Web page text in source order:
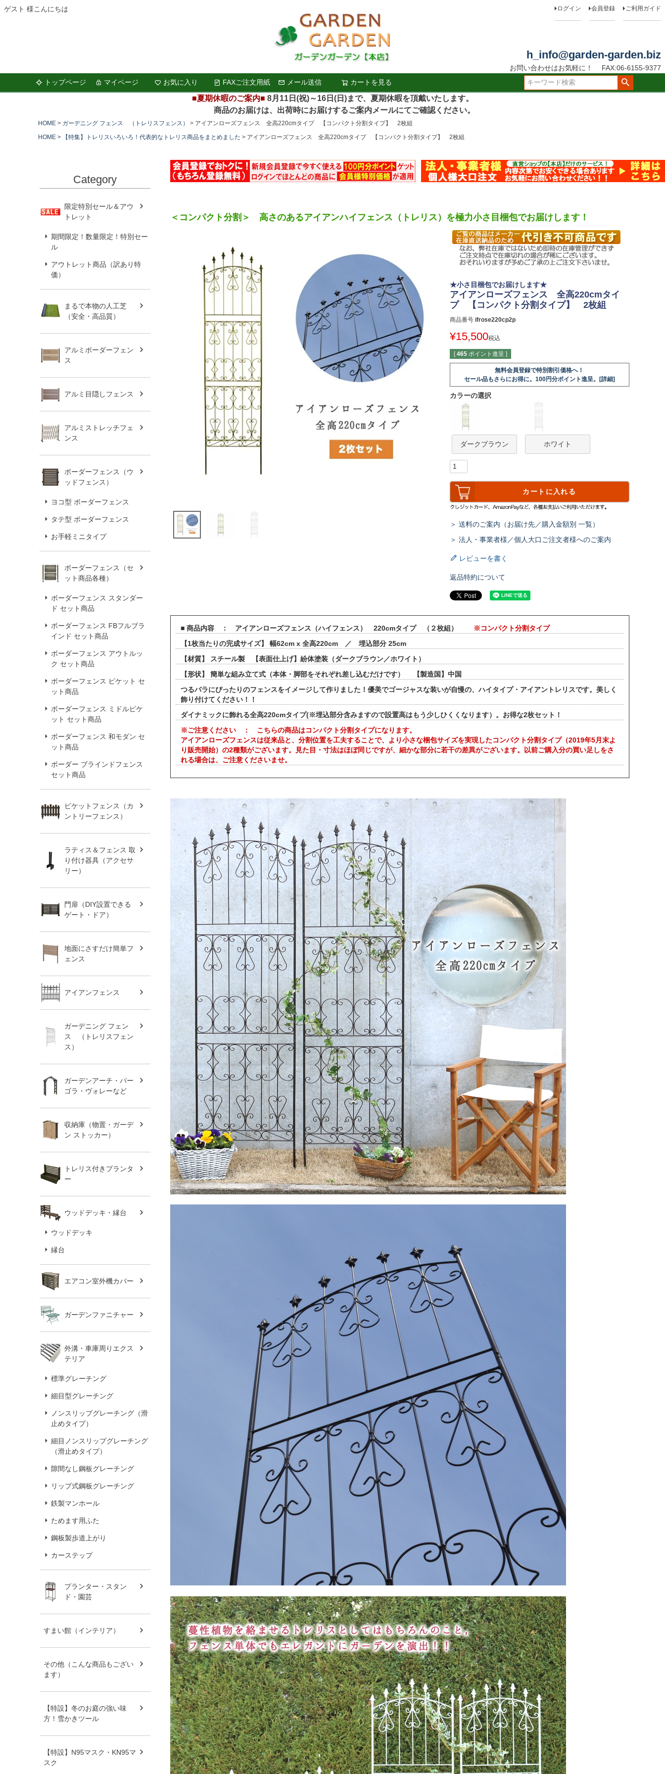
ゲスト 様こんにちは ログイン 会員登録 ご利用ガイド
h_info@garden-garden.biz
お問い合わせはお気軽に！
FAX:06-6155-9377
トップページ
マイページ お気に入り FAXご注文用紙 メール送信 カートを見る
検索
■夏期休暇のご案内■ 8月11日(祝)～16日(日)まで、夏期休暇を頂戴いたします。
商品のお届けは、出荷時にお届けするご案内メールにてご確認ください。
HOME ガーデニング フェンス （トレリスフェンス）
アイアンローズフェンス 全高220cmタイプ 【コンパクト分割タイプ】 2枚組
HOME
【特集】トレリスいろいろ！代表的なトレリス商品をまとめました アイアンローズフェンス 全高220cmタイプ 【コンパクト分割タイプ】 2枚組
Category
限定特別セール＆アウ
トレット
期間限定！数量限定！特別セー
ル
アウトレット商品（訳あり特
価）
まるで本物の人工芝
（安全・高品質）
アルミボーダーフェン
ス
アルミ目隠しフェンス
アルミストレッチフェ
ンス
ボーダーフェンス（ウ
ッドフェンス）
ヨコ型 ボーダーフェンス
タテ型 ボーダーフェンス
お手軽ミニタイプ
ボーダーフェンス（セ
ット商品各種）
ボーダーフェンス スタンダー
ド セット商品
ボーダーフェンス FBフルブラ
インド セット商品
ボーダーフェンス アウトルッ
ク セット商品
ボーダーフェンス ピケット セ
ット商品
ボーダーフェンス ミドルピケ
ット セット商品
ボーダーフェンス 和モダン セ
ット商品
ボーダー ブラインドフェンス
セット商品
ピケットフェンス（カ
ントリーフェンス）
ラティス＆フェンス 取
り付け器具（アクセサ
リー）
門扉（DIY設置できる
ゲート・ドア）
地面にさすだけ簡単フ
ェンス
アイアンフェンス
ガーデニング フェン
ス （トレリスフェン
ス）
ガーデンアーチ・パー
ゴラ・ヴォレーなど
収納庫（物置・ガーデ
ン ストッカー）
トレリス付きプランタ
ー
ウッドデッキ・縁台
ウッドデッキ
縁台
エアコン室外機カバー
ガーデンファニチャー
外溝・車庫周りエクス
テリア
標準グレーチング
細目型グレーチング
ノンスリップグレーチング（滑
止めタイプ）
細目ノンスリップグレーチング
（滑止めタイプ）
隙間なし鋼板グレーチング
リップ式鋼板グレーチング
鉄製マンホール
ためます用ふた
鋼板製歩道上がり
カーステップ
プランター・スタン
ド・園芸
すまい館（インテリア）
その他（こんな商品もござい
ます）
【特設】冬のお庭の強い味
方！雪かきツール
【特設】N95マスク・KN95マ
スク
＜コンパクト分割＞ 高さのあるアイアンハイフェンス（トレリス）を極力小さ目梱包でお届けします！
★小さ目梱包でお届けします★
アイアンローズフェンス 全高220cmタイ
プ 【コンパクト分割タイプ】 2枚組
商品番号 ifrose220cp2p
¥15,500税込
[ 465 ポイント進呈 ]
無料会員登録で特別割引価格へ！
セール品もさらにお得に。100円分ポイント進呈。[詳細]
カラーの選択
ダークブラウン ホワイト
カートに入れる
＞ 送料のご案内（お届け先／購入金額別 一覧）
＞ 法人・事業者様／個人大口ご注文者様へのご案内
レビューを書く
返品特約について
■ 商品内容 ： アイアンローズフェンス（ハイフェンス） 220cmタイプ （２枚組）
※コンパクト分割タイプ
【1枚当たりの完成サイズ】 幅62cm x 全高220cm ／ 埋込部分 25cm
【材質】 スチール製 【表面仕上げ】紛体塗装（ダークブラウン／ホワイト）
【形状】 簡単な組み立て式（本体・脚部をそれぞれ差し込むだけです） 【製造国】中国
つるバラにぴったりのフェンスをイメージして作りました！優美でゴージャスな装いが自慢の、ハイタイプ・アイアントレリスです。美しく
飾り付けてください！！
ダイナミックに飾れる全高220cmタイプ(※埋込部分含みますので設置高はもう少しひくくなります）。お得な2枚セット！
※ご注意ください ： こちらの商品はコンパクト分割タイプになります。
アイアンローズフェンスは従来品と、分割位置を工夫することで、より小さな梱包サイズを実現したコンパクト分割タイプ（2019年5月末よ
り販売開始）の2種類がございます。見た目・寸法はほぼ同じですが、細かな部分に若干の差異がございます。以前ご購入分の買い足しをさ
れる場合は、ご注意くださいませ。